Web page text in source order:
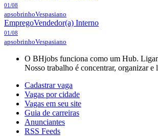
01/08
apsobrinhoVespasiano
EmpregoVendedor(a) Interno
01/08
apsobrinhoVespasiano
O BHjobs funciona como um Hub.
Nosso trabalho é concentrar, organizar e
Cadastrar vaga
Vagas por cidade
Vagas em seu site
Guia de carreiras
Anunciantes
RSS Feeds